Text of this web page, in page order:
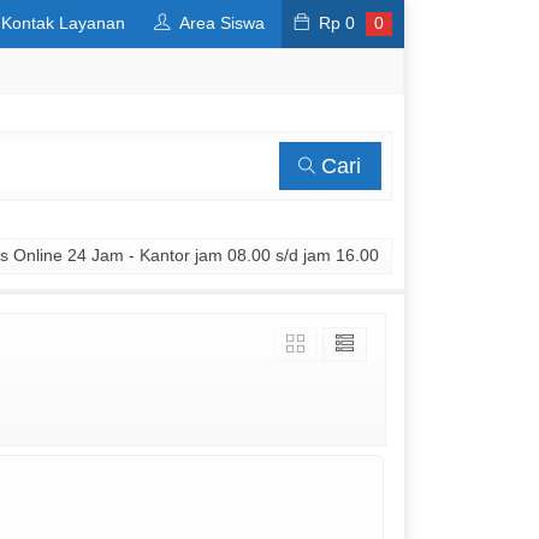
Layanan Area Siswa Rp 0 0
Cari
Online 24 Jam - Kantor jam 08.00 s/d jam 16.00